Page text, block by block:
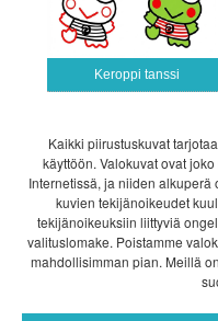
Keroppi tanssi
Kaikki piirustuskuvat
käyttöön. Valokuvat ovat
Internetissä, ja niiden alkuperä
kuvien tekijänoikeudet
tekijänoikeuksiin liittyviä
valituslomake. Poistamme
mahdollisimman pian. Meillä